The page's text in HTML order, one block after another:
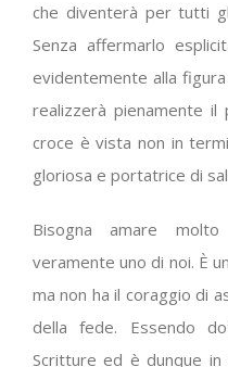
che diventerà per tutti
Senza affermarlo
evidentemente alla
realizzerà pienamente il
croce è vista non in
gloriosa e portatrice di
Bisogna amare
veramente uno di noi. È
ma non ha il coraggio di
della fede. Essendo
Scritture ed è dunque